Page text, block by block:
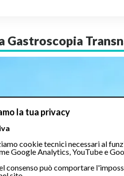
la tua privacy
cookie tecnici necessari al
Google Analytics, YouTube e
consenso può comportare
Gastroscopia